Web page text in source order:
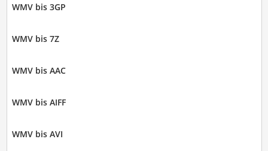
WMV bis 3GP
WMV bis 7Z
WMV bis AAC
WMV bis AIFF
WMV bis AVI